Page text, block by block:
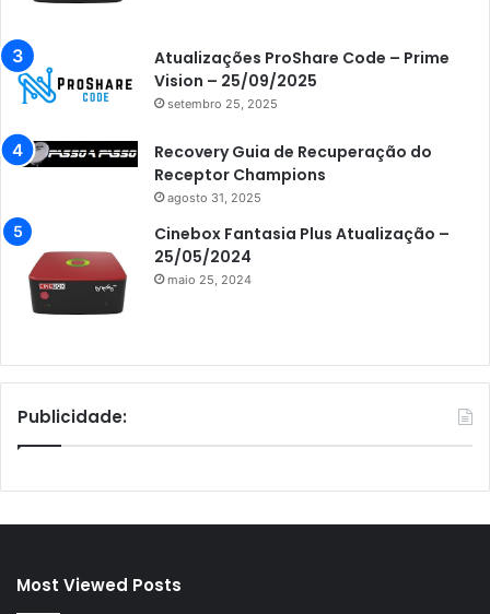
Atualizações ProShare Code – Prime
Vision – 25/09/2025
setembro 25, 2025
Recovery Guia de Recuperação do
Receptor Champions
agosto 31, 2025
Cinebox Fantasia Plus Atualização –
25/05/2024
maio 25, 2024
Publicidade:
Most Viewed Posts